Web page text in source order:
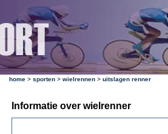
home > sporten > wielrennen > uitslagen renner
Informatie over wielrenner